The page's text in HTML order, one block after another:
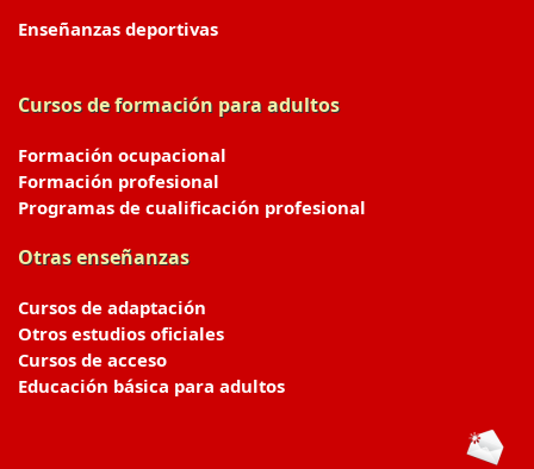
Enseñanzas deportivas
Cursos de formación para adultos
Formación ocupacional
Formación profesional
Programas de cualificación profesional
Otras enseñanzas
Cursos de adaptación
Otros estudios oficiales
Cursos de acceso
Educación básica para adultos